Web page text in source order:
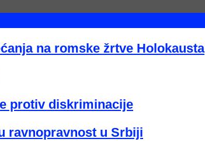
na romske žrtve Holokausta
protiv diskriminacije
ravnopravnost u Srbiji